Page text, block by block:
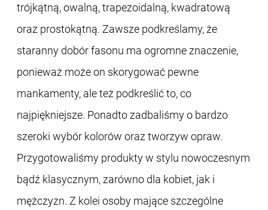
trójkątną, owalną, trapezoidalną, kwadratową
oraz prostokątną. Zawsze podkreślamy, że
staranny dobór fasonu ma ogromne znaczenie,
ponieważ może on skorygować pewne
mankamenty, ale też podkreślić to, co
najpiękniejsze. Ponadto zadbaliśmy o bardzo
szeroki wybór kolorów oraz tworzyw opraw.
Przygotowaliśmy produkty w stylu nowoczesnym
bądź klasycznym, zarówno dla kobiet, jak i
mężczyzn. Z kolei osoby mające szczególne